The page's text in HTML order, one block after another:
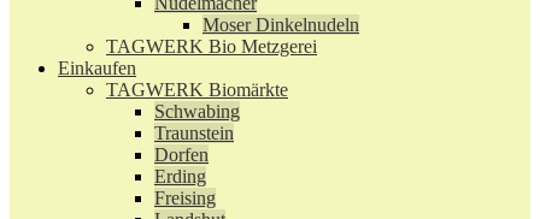
Moser Dinkelnudeln
TAGWERK Bio Metzgerei
Einkaufen
TAGWERK Biomärkte
Schwabing
Traunstein
Dorfen
Erding
Freising